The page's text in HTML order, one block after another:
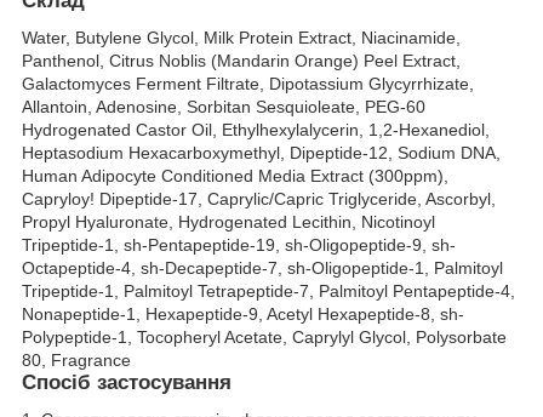
Water, Butylene Glycol, Milk Protein Extract, Niacinamide,
Panthenol, Citrus Noblis (Mandarin Orange) Peel Extract,
Galactomyces Ferment Filtrate, Dipotassium Glycyrrhizate,
Allantoin, Adenosine, Sorbitan Sesquioleate, PEG-60
Hydrogenated Castor Oil, Ethylhexylalycerin, 1,2-Hexanediol,
Heptasodium Hexacarboxymethyl, Dipeptide-12, Sodium DNA,
Human Adipocyte Conditioned Media Extract (300ppm),
Capryloy! Dipeptide-17, Caprylic/Capric Triglyceride, Ascorbyl,
Propyl Hyaluronate, Hydrogenated Lecithin, Nicotinoyl
Tripeptide-1, sh-Pentapeptide-19, sh-Oligopeptide-9, sh-
Octapeptide-4, sh-Decapeptide-7, sh-Oligopeptide-1, Palmitoyl
Tripeptide-1, Palmitoyl Tetrapeptide-7, Palmitoyl Pentapeptide-4,
Nonapeptide-1, Hexapeptide-9, Acetyl Hexapeptide-8, sh-
Polypeptide-1, Tocopheryl Acetate, Caprylyl Glycol, Polysorbate
80, Fragrance
Спосіб застосування